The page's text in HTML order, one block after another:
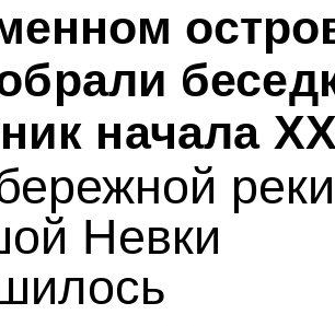
начала
реки
Невки